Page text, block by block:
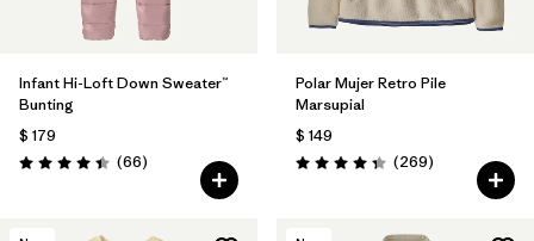
Infant Hi-Loft Down Sweater™
Bunting
$ 179
Valoración: 4.4 / 5
(66Comentarios
)
Polar Mujer Retro Pile
Marsupial
$ 149
Valoración: 4.3 / 5
(269Comentarios
)